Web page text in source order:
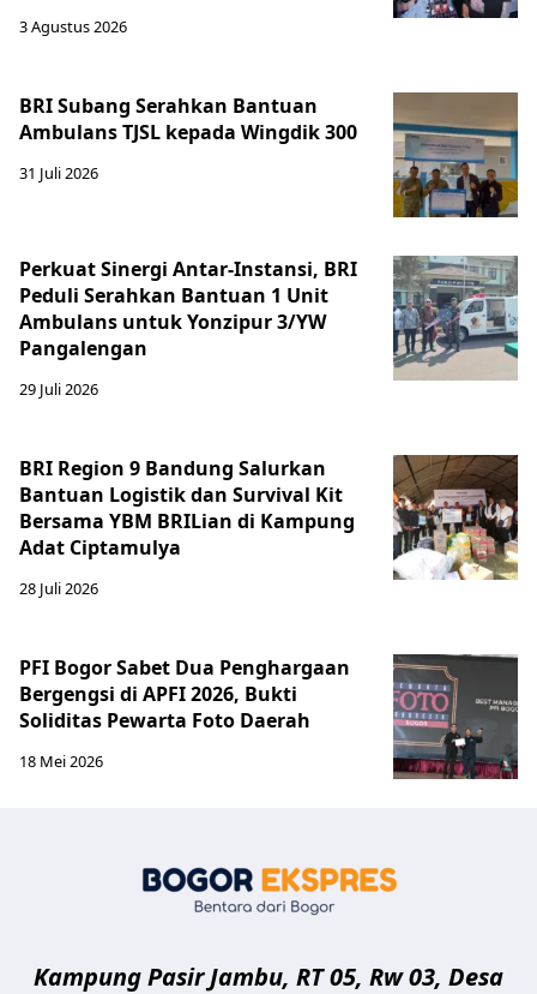
3 Agustus 2026
BRI Subang Serahkan Bantuan
Ambulans TJSL kepada Wingdik 300
31 Juli 2026
Perkuat Sinergi Antar-Instansi, BRI
Peduli Serahkan Bantuan 1 Unit
Ambulans untuk Yonzipur 3/YW
Pangalengan
29 Juli 2026
BRI Region 9 Bandung Salurkan
Bantuan Logistik dan Survival Kit
Bersama YBM BRILian di Kampung
Adat Ciptamulya
28 Juli 2026
PFI Bogor Sabet Dua Penghargaan
Bergengsi di APFI 2026, Bukti
Soliditas Pewarta Foto Daerah
18 Mei 2026
Kampung Pasir Jambu, RT 05, Rw 03, Desa